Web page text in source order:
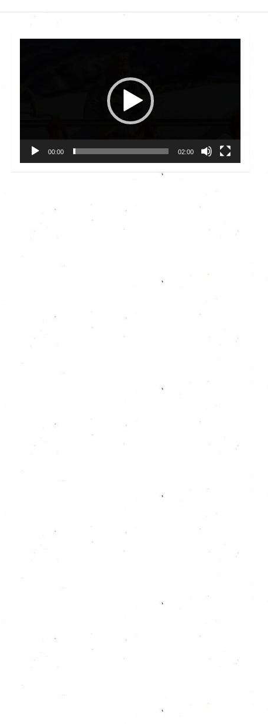
00:00 02:00